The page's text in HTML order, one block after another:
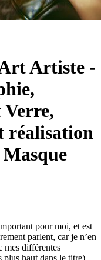
Artiste -
réalisation
pour moi, et est
parlent, car je n’en
mes différentes